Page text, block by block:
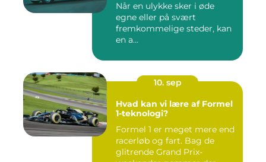
Når en ulykke sker i øde
egne eller på svært
fremkommelige steder, kan
en a...
10. sep
Hvad kan vi lære af Formel
1-teknologi?
Formel 1 er meget mere end
racerløb og fart. Bag de
glitrende Grand Prix-